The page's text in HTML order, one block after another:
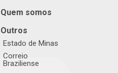
Quem somos
Outros
Estado de Minas
Correio
Braziliense